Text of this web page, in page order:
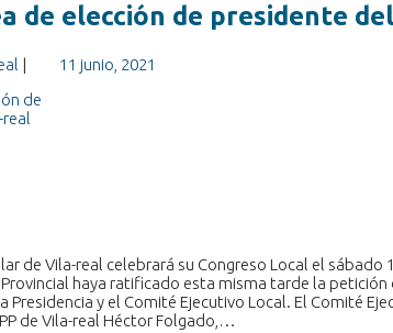
de elección de presidente
| 11 junio, 2021
de Vila-real celebrará su Congreso Local el sábado
haya ratificado esta misma tarde la
Presidencia y el Comité Ejecutivo Local. El Comité
de Vila-real Héctor Folgado,…